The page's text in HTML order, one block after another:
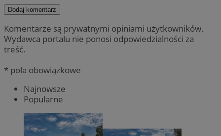
Dodaj komentarz
Komentarze są prywatnymi opiniami użytkowników.
Wydawca portalu nie ponosi odpowiedzialności za
treść.
* pola obowiązkowe
Najnowsze
Popularne